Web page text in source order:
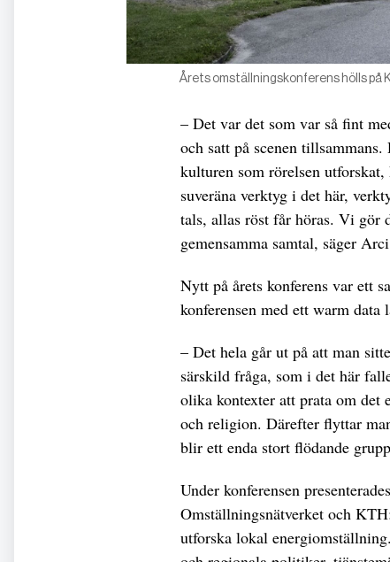
Årets omställningskonferens hölls på
– Det var det som var så fint
och satt på scenen
kulturen som rörelsen
suveräna verktyg i det här,
tals, allas röst får höras. Vi gör
gemensamma samtal, säger
Nytt på årets konferens var ett
konferensen med ett warm data
– Det hela går ut på att man
särskild fråga, som i det här
olika kontexter att prata om det
och religion. Därefter flyttar
blir ett enda stort flödande
Under konferensen
Omställningsnätverket och
utforska lokal